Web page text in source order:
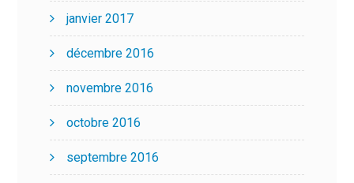
janvier 2017
décembre 2016
novembre 2016
octobre 2016
septembre 2016